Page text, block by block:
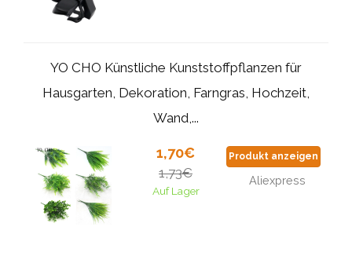
YO CHO Künstliche Kunststoffpflanzen für
Hausgarten, Dekoration, Farngras, Hochzeit,
Wand,...
1,70€
1,73€
Auf Lager
Produkt anzeigen
Aliexpress